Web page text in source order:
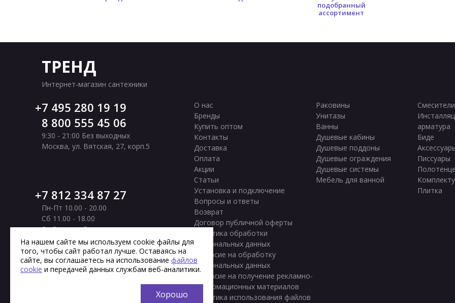
подобранный
ассортимент
ТРЕНД
Интернет-магазин сантехники
7 495 280 19 19
8 800 555 45 06
9:30 - 21:00 Без выходных
Москва, ул. Вятская, 27, корп.5
7 812 334 87 27
Пн-Пт 10.00 - 20.00
Сб 11.00 - 18.00
Вс Выходной
Санкт-Петербург,Московское шоссе, 177
корп. 2
О нас
Бренды
Купить оптом
Контакты
Доставка
Оплата
Акции
Статьи
Установка и подключение
Вопросы и ответы
Возврат
Договор публичной оферты
Политика обработки
персональных данных
Согласие на обработку
персональных данных
Согласие на получение рекламно-
информационных материалов
Политика использования файлов
Раковины
Унитазы
Ванны
Душевые кабины
Душевые поддоны
Душевые ограждения
Душевые системы
Мебель для ванной
Смесители
арматура
Биде
Писсуары
Плитка
На нашем сайте мы используем cookie файлы для
того, чтобы сайт работал лучше. Оставаясь на
сайте, вы соглашаетесь на использование файлов
cookie и передачей данных службам веб-аналитики.
Хорошо